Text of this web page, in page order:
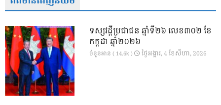
ទស្សវដ្តីប្រជាជន ឆ្នាំទី២៦ លេខ៣០២ ខែ
កក្កដា ឆ្នាំ២០២៦
ចំនួនអាន ( 14.6k ) ថ្ងៃ​អង្គារ, 4 ខែ​សីហា, 2026